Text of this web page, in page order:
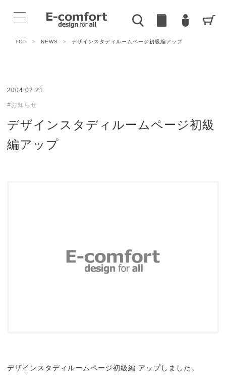
TOP > NEWS > デザインスタディルームページ初級編アップ
2004.02.21
#お知らせ
デザインスタディルームページ初級
編アップ
デザインスタディルームページ初級編 アップしました。